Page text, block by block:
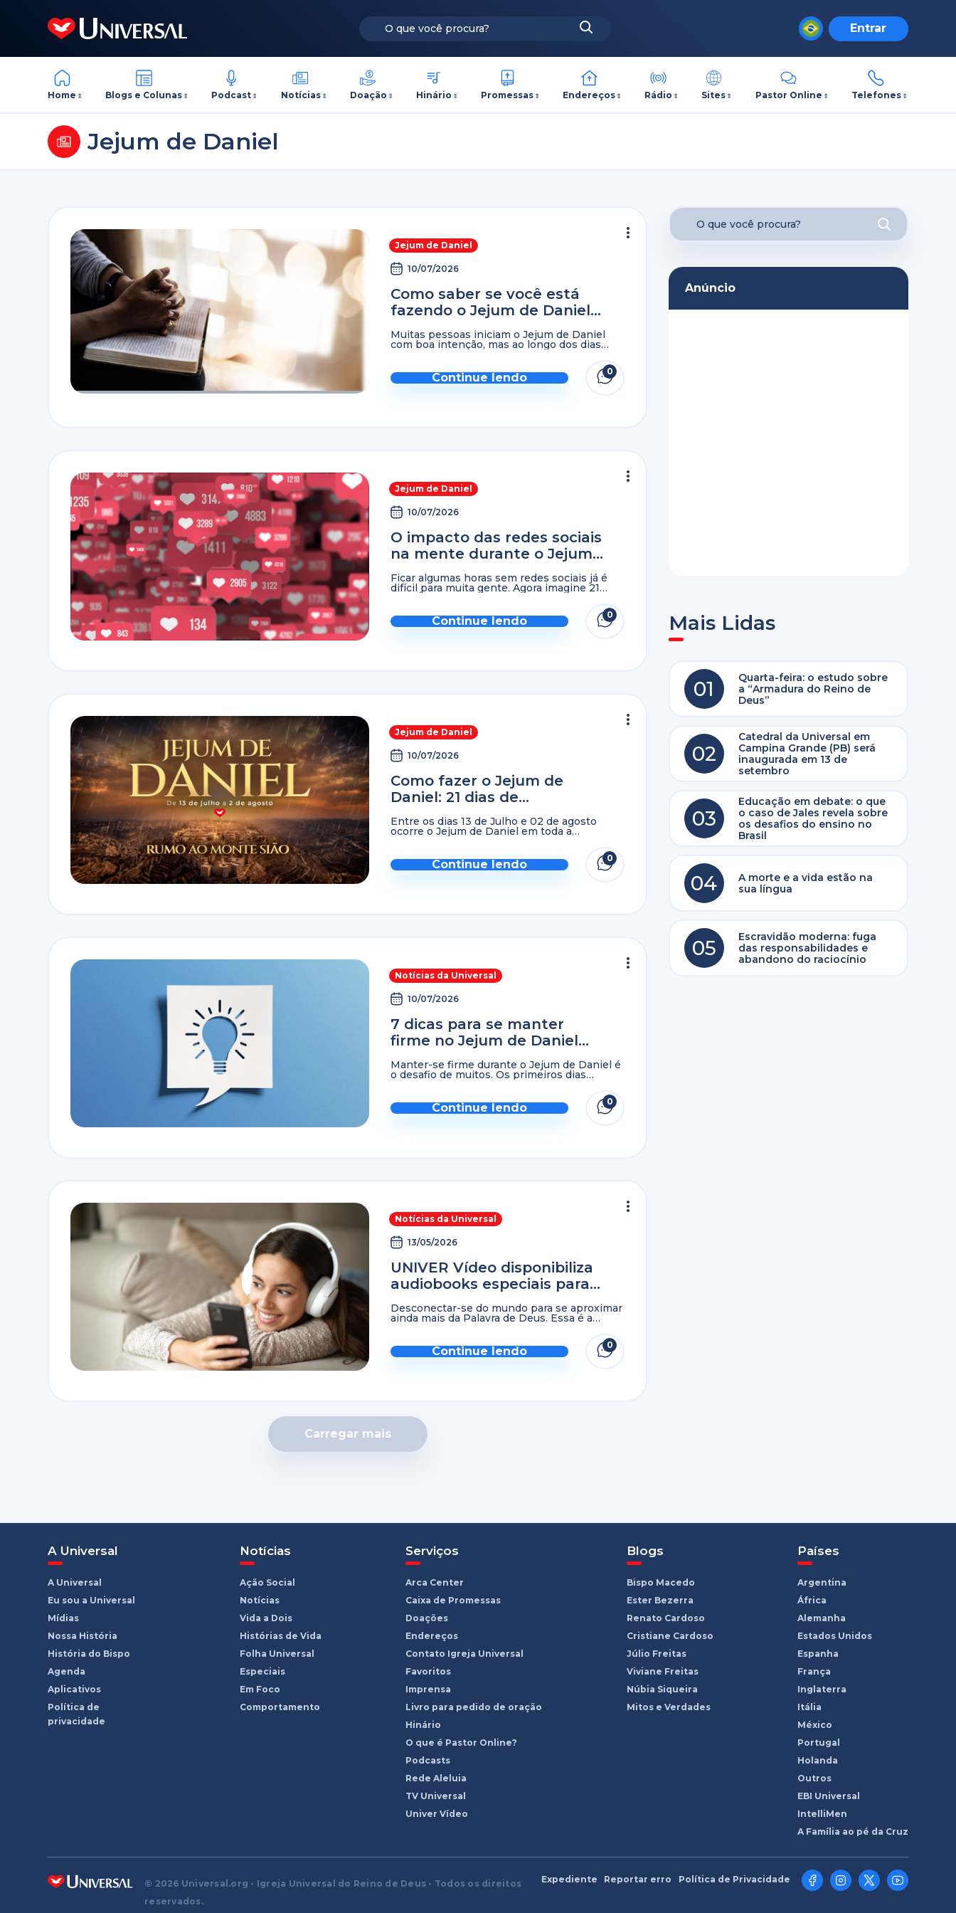
Entrar
Home Blogs e Colunas Podcast Notícias Doação Hinário Promessas Endereços Rádio Sites Pastor Online Telefones
Jejum de Daniel
Jejum de Daniel
10/07/2026
Como saber se você está
fazendo o Jejum de Daniel
da forma certa
Muitas pessoas iniciam o Jejum de Daniel
com boa intenção, mas ao longo dos dias
fazendo da forma certa? Afinal, não se trata ...
Continue lendo 0
Jejum de Daniel
10/07/2026
O impacto das redes sociais
na mente durante o Jejum
de Daniel
Ficar algumas horas sem redes sociais já é
difícil para muita gente. Agora imagine 21
de Daniel e, justamente nesse momento,
muitos percebem ...
Continue lendo 0
Jejum de Daniel
10/07/2026
Como fazer o Jejum de
Daniel: 21 dias de
santificação
Entre os dias 13 de Julho e 02 de agosto
ocorre o Jejum de Daniel em toda a
Continue lendo 0
Notícias da Universal
10/07/2026
7 dicas para se manter
firme no Jejum de Daniel
durante os 21 dias
Manter-se firme durante o Jejum de Daniel é
o desafio de muitos. Os primeiros dias
passar do tempo, surgem distrações, cansaço
e até ... Continue lendo 0
Notícias da Universal
13/05/2026
UNIVER Vídeo disponibiliza
audiobooks especiais para o
Jejum de Daniel
Desconectar-se do mundo para se aproximar
ainda mais da Palavra de Deus. Essa é a
espiritual que fortalece a comunhão com o
Altíssimo. Pensando ...
Continue lendo 0
Carregar mais
Anúncio
Mais Lidas
01
Quarta-feira: o estudo sobre
a “Armadura do Reino de
Deus”
02
Catedral da Universal em
Campina Grande (PB) será
inaugurada em 13 de
setembro
03
Educação em debate: o que
o caso de Jales revela sobre
os desafios do ensino no
Brasil
04
A morte e a vida estão na
sua língua
05
Escravidão moderna: fuga
das responsabilidades e
abandono do raciocínio
A Universal
A Universal
Eu sou a Universal
Mídias
Nossa História
História do Bispo
Agenda
Aplicativos
Política de
privacidade
Notícias
Ação Social
Notícias
Vida a Dois
Histórias de Vida
Folha Universal
Especiais
Em Foco
Comportamento
Serviços
Arca Center
Caixa de Promessas
Doações
Endereços
Contato Igreja Universal
Favoritos
Imprensa
Livro para pedido de oração
Hinário
O que é Pastor Online?
Podcasts
Rede Aleluia
TV Universal
Univer Vídeo
Blogs
Bispo Macedo
Ester Bezerra
Renato Cardoso
Cristiane Cardoso
Júlio Freitas
Viviane Freitas
Núbia Siqueira
Mitos e Verdades
Países
Argentina
África
Alemanha
Estados Unidos
Espanha
França
Inglaterra
Itália
México
Portugal
Holanda
Outros
EBI Universal
IntelliMen
A Família ao pé da Cruz
© 2026 Universal.org - Igreja Universal do Reino de Deus - Todos os direitos
reservados.
Expediente Reportar erro Política de Privacidade